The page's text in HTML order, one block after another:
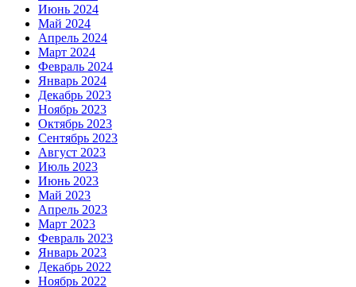
Июнь 2024
Май 2024
Апрель 2024
Март 2024
Февраль 2024
Январь 2024
Декабрь 2023
Ноябрь 2023
Октябрь 2023
Сентябрь 2023
Август 2023
Июль 2023
Июнь 2023
Май 2023
Апрель 2023
Март 2023
Февраль 2023
Январь 2023
Декабрь 2022
Ноябрь 2022